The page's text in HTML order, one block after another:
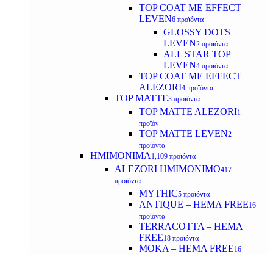
TOP COAT ME EFFECT
LEVEN6 προϊόντα
GLOSSY DOTS
LEVEN2 προϊόντα
ALL STAR TOP
LEVEN4 προϊόντα
TOP COAT ME EFFECT
ALEZORI4 προϊόντα
TOP MATTE3 προϊόντα
TOP MATTE ALEZORI1
προϊόν
TOP MATTE LEVEN2
προϊόντα
ΗΜΙΜΟΝΙΜΑ 1,109 προϊόντα
ALEZORI ΗΜΙΜΟΝΙΜΟ417
προϊόντα
MYTHIC5 προϊόντα
ANTIQUE – HEMA FREE16
προϊόντα
TERRACOTTA – HEMA
FREE18 προϊόντα
MOKA – HEMA FREE16